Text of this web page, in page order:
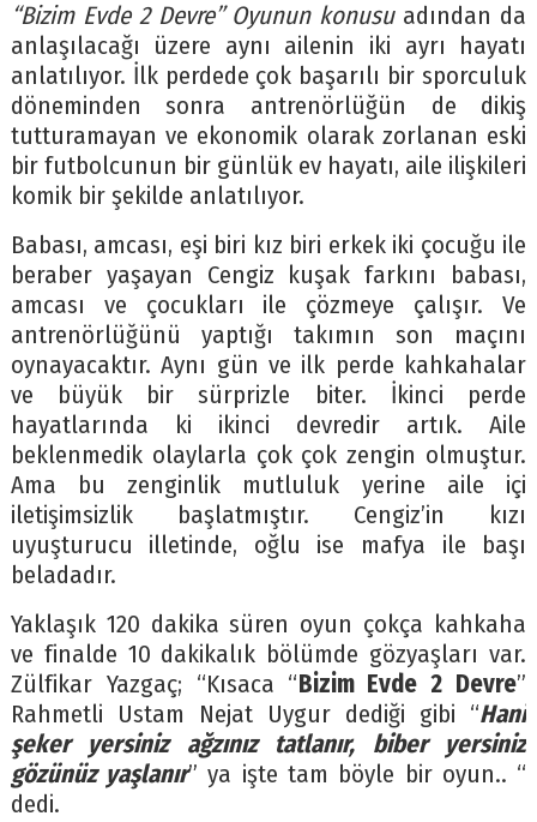
“Bizim Evde 2 Devre” Oyunun konusuadından da
anlaşılacağı üzere aynı ailenin iki ayrı hayatı
anlatılıyor. İlk perdede çok başarılı bir sporculuk
döneminden sonra antrenörlüğün de dikiş
tutturamayan ve ekonomik olarak zorlanan eski
bir futbolcunun bir günlük ev hayatı, aile ilişkileri
komik bir şekilde anlatılıyor.
Babası, amcası, eşi biri kız biri erkek iki çocuğu ile
beraber yaşayan Cengiz kuşak farkını babası,
amcası ve çocukları ile çözmeye çalışır. Ve
antrenörlüğünü yaptığı takımın son maçını
oynayacaktır. Aynı gün ve ilk perde kahkahalar
ve büyük bir sürprizle biter. İkinci perde
hayatlarında ki ikinci devredir artık. Aile
beklenmedik olaylarla çok çok zengin olmuştur.
Ama bu zenginlik mutluluk yerine aile içi
iletişimsizlik başlatmıştır. Cengiz’in kızı
uyuşturucu illetinde, oğlu ise mafya ile başı
beladadır.
Yaklaşık 120 dakika süren oyun çokça kahkaha
ve finalde 10 dakikalık bölümde gözyaşları var.
Zülfikar Yazgaç; “Kısaca “Bizim Evde 2 Devre”
Rahmetli Ustam Nejat Uygur dediği gibi “Hani
şeker yersiniz ağzınız tatlanır, biber yersiniz
gözünüz yaşlanır” ya işte tam böyle bir oyun.. “
dedi.